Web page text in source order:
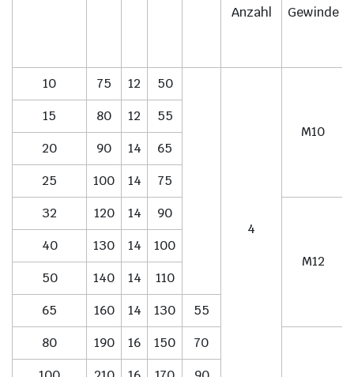
Anzahl
Gewinde
10 75 12 50
4
M10
15 80 12
55
20
90 14
65
25
100 14
75
32
120 14 90
M12
40 130 14
100
50
140 14
110
65
160 14 130
55
80
190 16 150
70